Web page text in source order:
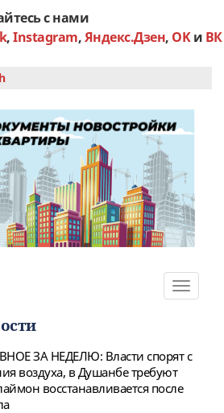
с нами
,Instagram,Яндекс.Дзен, OKи ВК
Toggle
ЗА НЕДЕЛЮ: Власти спорят с
воздуха, в Душанбе требуют
восстанавливается после